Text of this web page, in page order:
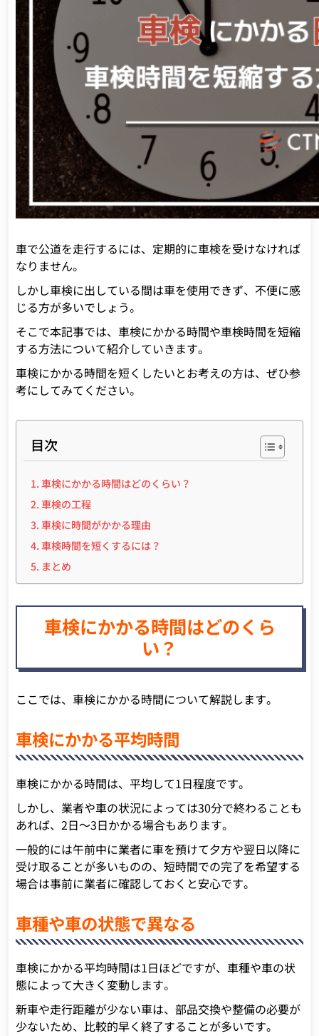
車で公道を走行するには、定期的に車検を受けなければ
なりません。
しかし車検に出している間は車を使用できず、不便に感
じる方が多いでしょう。
そこで本記事では、車検にかかる時間や車検時間を短縮
する方法について紹介していきます。
車検にかかる時間を短くしたいとお考えの方は、ぜひ参
考にしてみてください。
目次
車検にかかる時間はどのくらい？
車検の工程
車検に時間がかかる理由
車検時間を短くするには？
まとめ
車検にかかる時間はどのくら
い？
ここでは、車検にかかる時間について解説します。
車検にかかる平均時間
車検にかかる時間は、平均して1日程度です。
しかし、業者や車の状況によっては30分で終わることも
あれば、2日～3日かかる場合もあります。
一般的には午前中に業者に車を預けて夕方や翌日以降に
受け取ることが多いものの、短時間での完了を希望する
場合は事前に業者に確認しておくと安心です。
車種や車の状態で異なる
車検にかかる平均時間は1日ほどですが、車種や車の状
態によって大きく変動します。
新車や走行距離が少ない車は、部品交換や整備の必要が
少ないため、比較的早く終了することが多いです。